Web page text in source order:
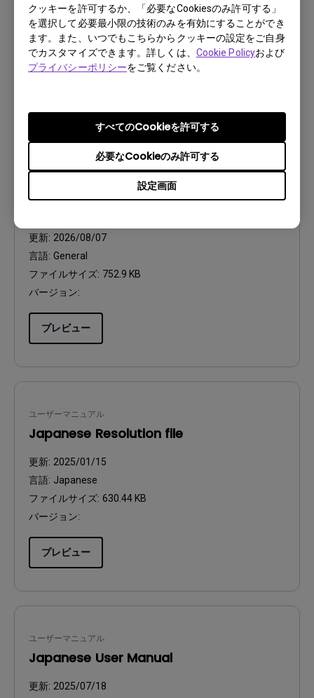
クッキーを許可するか、「必要なCookiesのみ許可する」
を選択して必要最小限の技術のみを有効にすることができ
ます。また、いつでもこちらからクッキーの設定をご自身
でカスタマイズできます。詳しくは、 Cookie Policyおよび
プライバシーポリシーをご覧ください。
設定画面
必要なCookieのみ許可する
すべてのCookieを許可する
更新:2025/10/17
言語:
General
ファイルサイズ:2.58 MB
バージョン:
更新: 2026/08/07
言語: General
ファイルサイズ: 752.9 KB
バージョン:
プレビュー
ユーザーマニュアル
Japanese Resolution file
更新: 2025/01/15
言語: Japanese
ファイルサイズ: 630.44 KB
バージョン:
プレビュー
ユーザーマニュアル
Japanese User Manual
更新: 2025/07/18